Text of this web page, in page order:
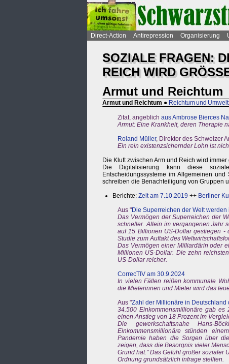
Direct-Action Antirepression Organisierung
SOZIALE FRAGEN:
REICH WIRD
Armut und Reichtum
Armut und Reichtum ● Reichtum und
Zitat, angeblich aus Ambrose Bierces
Armut: Eine Krankheit, deren Therapie
Roland Müller, Direktor des Schweizer
Ein rein existenzsichernder Lohn ist
Die Kluft zwischen Arm und Reich wird immer
Die Digitalisierung kann diese
Entscheidungssysteme im Allgemeinen
schreiben die Benachteiligung von Gruppen
Berichte: Zeit am 7.10.2019 ++ Berliner
Aus "Die Superreichen der Welt werden
Das Vermögen der Superreichen der
schneller. Allein im vergangenen Jahr
auf 15 Billionen US-Dollar gestiegen -
Studie zum Auftakt des
Das Vermögen einer Milliardärin oder
Millionen US-Dollar. Die zehn
US-Dollar reicher.
CorrecTIV am 30.9.2024
In vielen Fällen reißen kommunale
die Mieterinnen und Mieter wird das
Aus "Zahl der Millionäre in Deutschland
34.500 Einkommensmillionäre gab
einen Anstieg von 18 Prozent im
Die gewerkschaftsnahe Hans-
Einkommensmillionäre stünden
Pandemie haben die Sorgen über
zeigen, dass die Besorgnis vieler
Grund hat." Das Gefühl großer sozialer
Ordnung grundsätzlich infrage stellten.